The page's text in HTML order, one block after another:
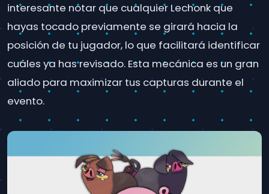
interesante notar que cualquier Lechonk que
hayas tocado previamente se girará hacia la
posición de tu jugador, lo que facilitará identificar
cuáles ya has revisado. Esta mecánica es un gran
aliado para maximizar tus capturas durante el
evento.